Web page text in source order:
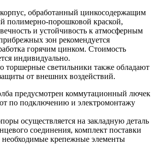
обработанный цинкосодержащим
полимерно-порошковой краской,
и устойчивость к атмосферным
зон рекомендуется
горячим цинком. Стоимость
индивидуально.
торшерные светильники также обладают
от внешних воздействий.
предусмотрен коммутационный лючек
по подключению и электромонтажу
осуществляется на закладную деталь
соединения, комплект поставки
необходимые крепежные элементы